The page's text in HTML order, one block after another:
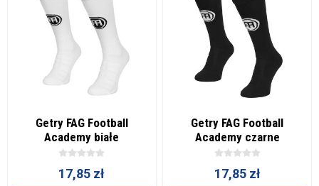
Getry FAG Football
Academy białe
17,85 zł
Getry FAG Football
Academy czarne
17,85 zł